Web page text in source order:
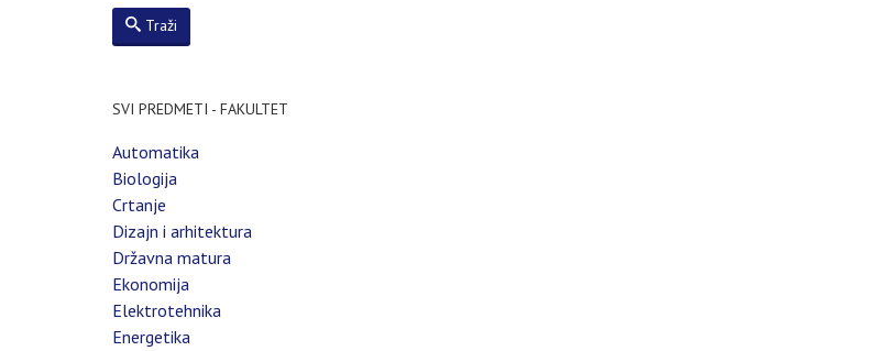
Traži
SVI PREDMETI - FAKULTET
Automatika
Biologija
Crtanje
Dizajn i arhitektura
Državna matura
Ekonomija
Elektrotehnika
Energetika